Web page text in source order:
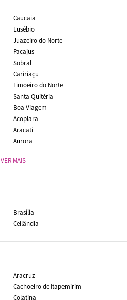
Caucaia
Eusébio
Juazeiro do Norte
Pacajus
Sobral
Caririaçu
Limoeiro do Norte
Santa Quitéria
Boa Viagem
Acopiara
Aracati
Aurora
VER MAIS
Brasília
Ceilândia
Aracruz
Cachoeiro de Itapemirim
Colatina